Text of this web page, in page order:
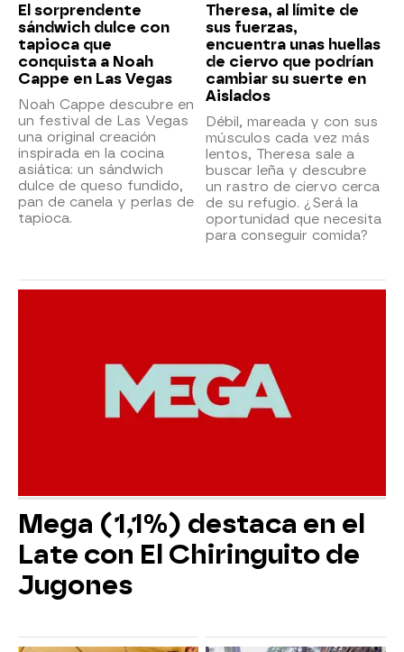
El sorprendente
sándwich dulce con
tapioca que
conquista a Noah
Cappe en Las Vegas
Noah Cappe descubre en
un festival de Las Vegas
una original creación
inspirada en la cocina
asiática: un sándwich
dulce de queso fundido,
pan de canela y perlas de
tapioca.
Theresa, al límite de
sus fuerzas,
encuentra unas huellas
de ciervo que podrían
cambiar su suerte en
Aislados
Débil, mareada y con sus
músculos cada vez más
lentos, Theresa sale a
buscar leña y descubre
un rastro de ciervo cerca
de su refugio. ¿Será la
oportunidad que necesita
para conseguir comida?
Mega (1,1%) destaca en el
Late con El Chiringuito de
Jugones